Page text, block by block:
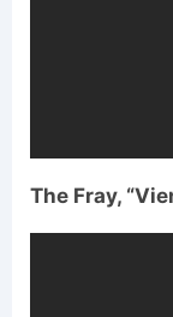
The Fray,